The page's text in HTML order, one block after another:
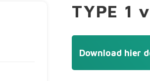
TYPE 1
Download hier